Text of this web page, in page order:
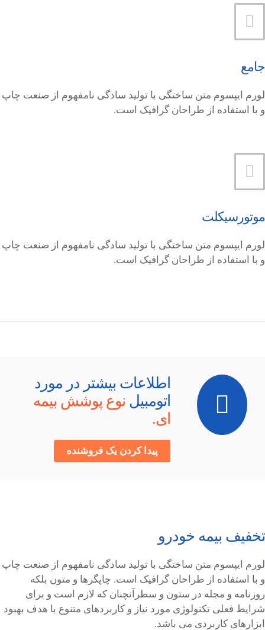
جامع
لورم ایپسوم متن ساختگی با تولید سادگی نامفهوم از صنعت چاپ
و با استفاده از طراحان گرافیک است.
موتورسیکلت
لورم ایپسوم متن ساختگی با تولید سادگی نامفهوم از صنعت چاپ
و با استفاده از طراحان گرافیک است.
اطلاعات بیشتر در مورد
اتومبیل نوع پوشش بیمه
ای.
پیدا کردن یک فروشنده
تخفیف بیمه خودرو
لورم ایپسوم متن ساختگی با تولید سادگی نامفهوم از صنعت چاپ
و با استفاده از طراحان گرافیک است. چاپگرها و متون بلکه
روزنامه و مجله در ستون و سطرآنچنان که لازم است و برای
شرایط فعلی تکنولوژی مورد نیاز و کاربردهای متنوع با هدف بهبود
ابزارهای کاربردی می باشد.